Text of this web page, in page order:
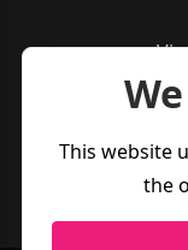
This website
the